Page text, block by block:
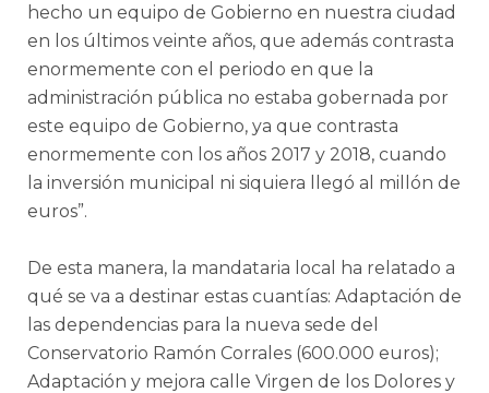
hecho un equipo de Gobierno en nuestra ciudad
en los últimos veinte años, que además contrasta
enormemente con el periodo en que la
administración pública no estaba gobernada por
este equipo de Gobierno, ya que contrasta
enormemente con los años 2017 y 2018, cuando
la inversión municipal ni siquiera llegó al millón de
euros”.
De esta manera, la mandataria local ha relatado a
qué se va a destinar estas cuantías: Adaptación de
las dependencias para la nueva sede del
Conservatorio Ramón Corrales (600.000 euros);
Adaptación y mejora calle Virgen de los Dolores y